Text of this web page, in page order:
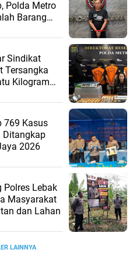
Polda Metro
Barang
Sindikat
Tersangka
Kilogram
769 Kasus
Ditangkap
2026‎
Polres Lebak
Masyarakat
dan Lahan
LAINNYA